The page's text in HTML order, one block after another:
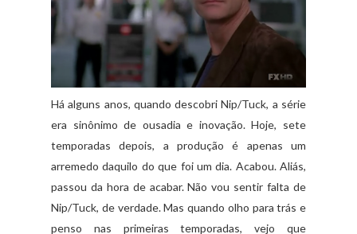
Há alguns anos, quando descobri Nip/Tuck, a série
era sinônimo de ousadia e inovação. Hoje, sete
temporadas depois, a produção é apenas um
arremedo daquilo do que foi um dia. Acabou. Aliás,
passou da hora de acabar. Não vou sentir falta de
Nip/Tuck, de verdade. Mas quando olho para trás e
penso nas primeiras temporadas, vejo que